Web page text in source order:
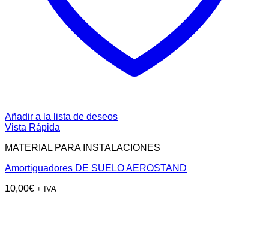
Añadir a la lista de deseos
Vista Rápida
MATERIAL PARA INSTALACIONES
Amortiguadores DE SUELO AEROSTAND
10,00€ + IVA